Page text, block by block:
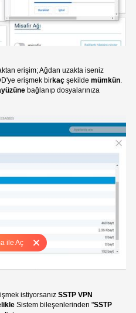
ile Aç
erişim; Ağdan uzakta iseniz
erişmek birkaç şekilde mümkün.
bağlanıp dosyalarınıza
istiyorsanız SSTP VPN
Sistem bileşenlerinden "SSTP